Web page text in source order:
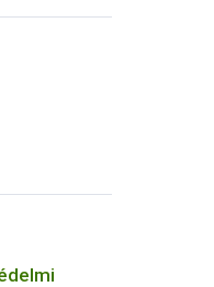
használata